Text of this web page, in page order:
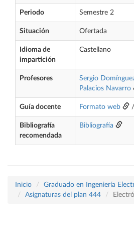
Periodo Semestre 2
Situación Ofertada
Idioma de
impartición
Castellano
Profesores Sergio
Palacios Navarro
Guía docente Formato web /
Bibliografía
recomendada
Bibliografía
Inicio
Graduado en Ingeniería
Asignaturas del plan 444